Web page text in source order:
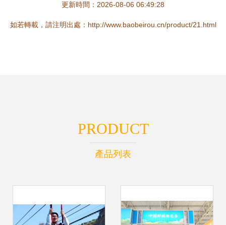
更新時間：2026-08-06 06:49:28
如若轉載，請注明出處：http://www.baobeirou.cn/product/21.html
PRODUCT
產品列表